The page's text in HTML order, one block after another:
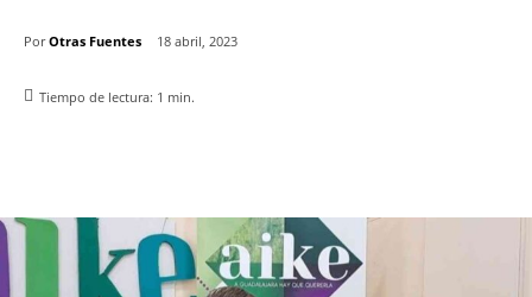
Por Otras Fuentes 18 abril, 2023
Tiempo de lectura: 1 min.